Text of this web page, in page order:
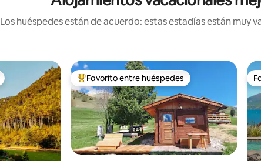
Los huéspedes están de acuerdo: estas estadías están
Favorito entre huéspedes preferido
Favorito entre huéspedes